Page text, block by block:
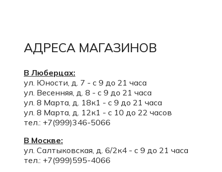
АДРЕСА МАГАЗИНОВ
В Люберцах:
ул. Юности, д. 7 - с 9 до 21 часа
ул. Весенняя, д. 8 - с 9 до 21 часа
ул. 8 Марта, д. 18к1 - с 9 до 21 часа
ул. 8 Марта, д. 12к1 - с 10 до 22 часов
тел.: +7(999)346-5066
В Москве:
ул. Салтыковская, д. 6/2к4 - с 9 до 21 часа
тел.: +7(999)595-4066